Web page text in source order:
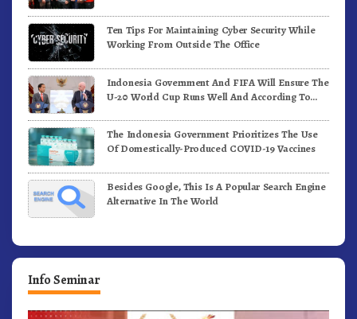
Ten Tips For Maintaining Cyber Security While
Working From Outside The Office
Indonesia Government And FIFA Will Ensure The
U-20 World Cup Runs Well And According To
The Indonesia Government Prioritizes The Use
Of Domestically-Produced COVID-19 Vaccines
Besides Google, This Is A Popular Search Engine
Alternative In The World
Info Seminar